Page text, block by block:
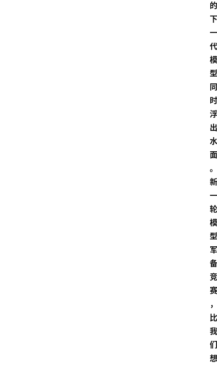
的
下
一
代
模
型
同
时
浮
出
水
面
。
新
一
轮
模
型
军
备
竞
赛
，
比
我
们
想